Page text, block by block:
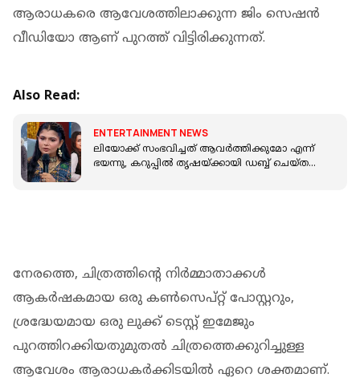
ആരാധകരെ ആവേശത്തിലാക്കുന്ന ജിം സെഷന്‍
വീഡിയോ ആണ് പുറത്ത് വിട്ടിരിക്കുന്നത്.
Also Read:
ENTERTAINMENT NEWS
ലിയോക്ക് സംഭവിച്ചത് ആവർത്തിക്കുമോ എന്ന്
ഭയന്നു, കറുപ്പിൽ തൃഷയ്ക്കായി ഡബ്ബ് ചെയ്തത്
നേരത്തെ, ചിത്രത്തിന്റെ നിര്‍മ്മാതാക്കള്‍
ആകര്‍ഷകമായ ഒരു കണ്‍സെപ്റ്റ് പോസ്റ്ററും,
ശ്രദ്ധേയമായ ഒരു ലുക്ക് ടെസ്റ്റ് ഇമേജും
പുറത്തിറക്കിയതുമുതല്‍ ചിത്രത്തെക്കുറിച്ചുള്ള
ആവേശം ആരാധകര്‍ക്കിടയില്‍ ഏറെ ശക്തമാണ്.